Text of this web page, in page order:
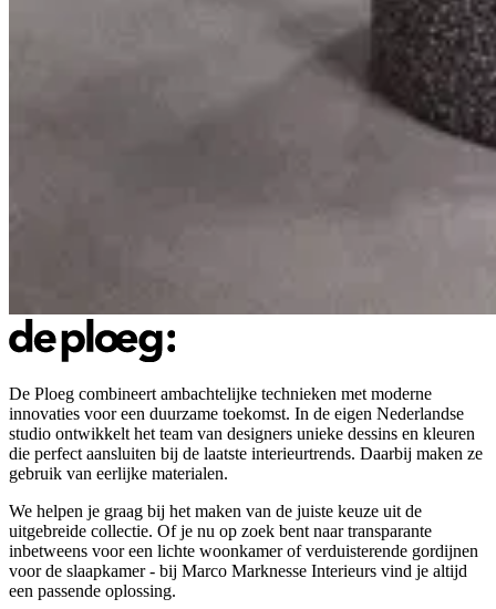
De Ploeg combineert ambachtelijke technieken met moderne
innovaties voor een duurzame toekomst. In de eigen Nederlandse
studio ontwikkelt het team van designers unieke dessins en kleuren
die perfect aansluiten bij de laatste interieurtrends. Daarbij maken ze
gebruik van eerlijke materialen.
We helpen je graag bij het maken van de juiste keuze uit de
uitgebreide collectie. Of je nu op zoek bent naar transparante
inbetweens voor een lichte woonkamer of verduisterende gordijnen
voor de slaapkamer - bij Marco Marknesse Interieurs vind je altijd
een passende oplossing.